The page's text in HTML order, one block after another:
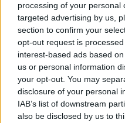
processing of your personal
targeted advertising by us,
section to confirm your
opt-out request is
interest-based ads based
us or personal information
your opt-out. You may
disclosure of your personal
IAB’s list of downstream
also be disclosed by us to
Žiūrimiausi
Vaizdai iš tragiškos
vaiko gyvybių išgelbėti